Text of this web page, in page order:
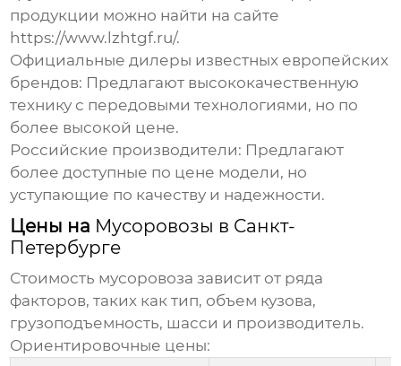
продукции можно найти на сайте
https://www.lzhtgf.ru/.
Официальные дилеры известных европейских
брендов: Предлагают высококачественную
технику с передовыми технологиями, но по
более высокой цене.
Российские производители: Предлагают
более доступные по цене модели, но
уступающие по качеству и надежности.
Цены на Мусоровозы в Санкт-
Петербурге
Стоимость мусоровоза зависит от ряда
факторов, таких как тип, объем кузова,
грузоподъемность, шасси и производитель.
Ориентировочные цены: